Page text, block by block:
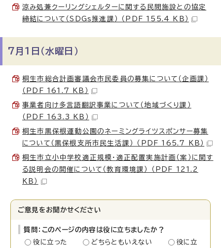
涼み処兼クーリングシェルターに関する民間施設との協定
締結について（SDGs推進課） （PDF 155.4 KB）
7月1日（水曜日）
桐生市総合計画審議会市民委員の募集について（企画課）
（PDF 161.7 KB）
事業者向け多言語翻訳事業について（地域づくり課）
（PDF 163.3 KB）
桐生市黒保根運動公園のネーミングライツスポンサー募集
について（黒保根支所市民生活課） （PDF 165.7 KB）
桐生市立小中学校適正規模・適正配置実施計画（案）に関す
る説明会の開催について（教育環境課） （PDF 121.2
KB）
ご意見をお聞かせください
質問：このページの内容は役に立ちましたか？
役に立った
どちらともいえない
役に立